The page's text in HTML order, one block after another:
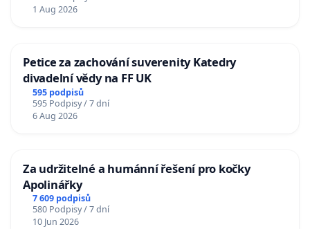
1 Aug 2026
Petice za zachování suverenity Katedry
divadelní vědy na FF UK
595 podpisů
595 Podpisy / 7 dní
6 Aug 2026
Za udržitelné a humánní řešení pro kočky
Apolinářky
7 609 podpisů
580 Podpisy / 7 dní
10 Jun 2026